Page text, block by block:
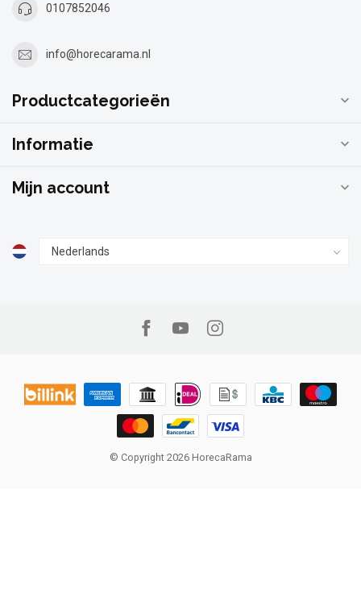
0107852046
info@horecarama.nl
Productcategorieën
Informatie
Mijn account
© Copyright 2026 HorecaRama